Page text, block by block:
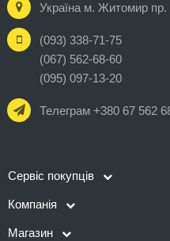
Україна м. Житомир пр.
(093) 338-71-75
(067) 562-68-60
(095) 097-13-20
Телеграм +380 67 562
Сервіс покупців
Компанія
Магазин